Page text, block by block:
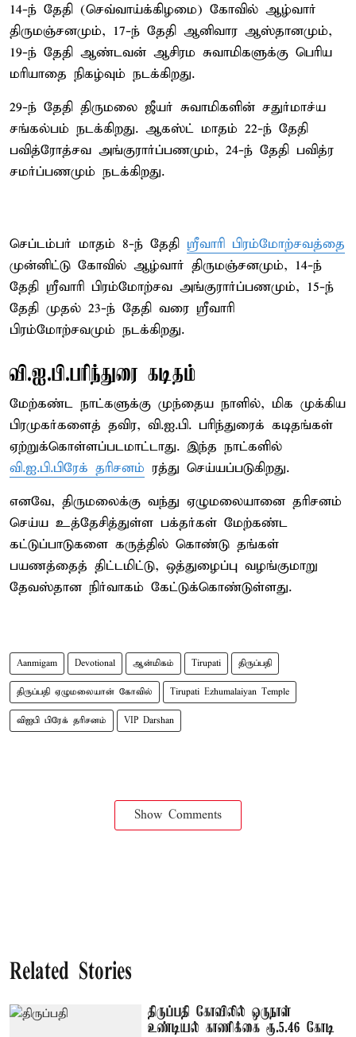
14-ந் தேதி (செவ்வாய்க்கிழமை) கோவில் ஆழ்வார்
திருமஞ்சனமும், 17-ந் தேதி ஆனிவார ஆஸ்தானமும்,
19-ந் தேதி ஆண்டவன் ஆசிரம சுவாமிகளுக்கு பெரிய
மரியாதை நிகழ்வும் நடக்கிறது.
29-ந் தேதி திருமலை ஜீயர் சுவாமிகளின் சதுர்மாச்ய
சங்கல்பம் நடக்கிறது. ஆகஸ்ட் மாதம் 22-ந் தேதி
பவித்ரோத்சவ அங்குரார்ப்பணமும், 24-ந் தேதி பவித்ர
சமர்ப்பணமும் நடக்கிறது.
செப்டம்பர் மாதம் 8-ந் தேதி ஸ்ரீவாரி பிரம்மோற்சவத்தை
முன்னிட்டு கோவில் ஆழ்வார் திருமஞ்சனமும், 14-ந்
தேதி ஸ்ரீவாரி பிரம்மோற்சவ அங்குரார்ப்பணமும், 15-ந்
தேதி முதல் 23-ந் தேதி வரை ஸ்ரீவாரி
பிரம்மோற்சவமும் நடக்கிறது.
வி.ஐ.பி.பரிந்துரை கடிதம்
மேற்கண்ட நாட்களுக்கு முந்தைய நாளில், மிக முக்கிய
பிரமுகர்களைத் தவிர, வி.ஐ.பி. பரிந்துரைக் கடிதங்கள்
ஏற்றுக்கொள்ளப்படமாட்டாது. இந்த நாட்களில்
வி.ஐ.பி.பிரேக் தரிசனம் ரத்து செய்யப்படுகிறது.
எனவே, திருமலைக்கு வந்து ஏழுமலையானை தரிசனம்
செய்ய உத்தேசித்துள்ள பக்தர்கள் மேற்கண்ட
கட்டுப்பாடுகளை கருத்தில் கொண்டு தங்கள்
பயணத்தைத் திட்டமிட்டு, ஒத்துழைப்பு வழங்குமாறு
தேவஸ்தான நிர்வாகம் கேட்டுக்கொண்டுள்ளது.
Aanmigam Devotional ஆன்மிகம் Tirupati திருப்பதி
திருப்பதி ஏழுமலையான் கோவில் Tirupati Ezhumalaiyan Temple
விஐபி பிரேக் தரிசனம் VIP Darshan
Show Comments
Related Stories
திருப்பதி கோவிலில் ஒருநாள்
உண்டியல் காணிக்கை ரூ.5.46 கோடி